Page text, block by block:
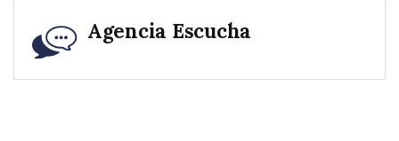
Agencia Escucha